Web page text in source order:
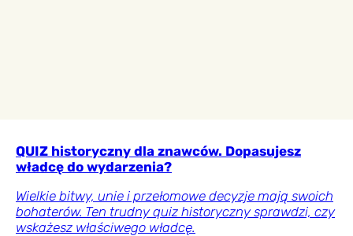
QUIZ historyczny dla znawców. Dopasujesz
władcę do wydarzenia?
Wielkie bitwy, unie i przełomowe decyzje mają swoich
bohaterów. Ten trudny quiz historyczny sprawdzi, czy
wskażesz właściwego władcę.